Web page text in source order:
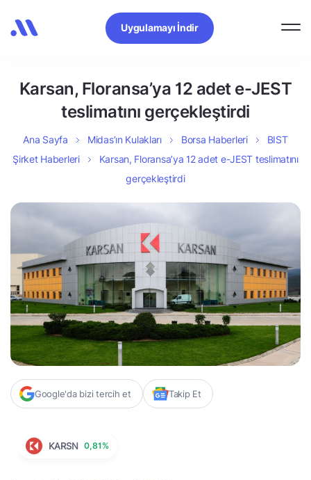
Uygulamayı İndir
Karsan, Floransa’ya 12 adet e-JEST
teslimatını gerçekleştirdi
Ana Sayfa Midas’ın Kulakları Borsa Haberleri
BIST
Şirket Haberleri
Karsan, Floransa’ya 12 adet e-JEST teslimatını
gerçekleştirdi
Google'da bizi tercih et Takip Et
KARSN 0,81%